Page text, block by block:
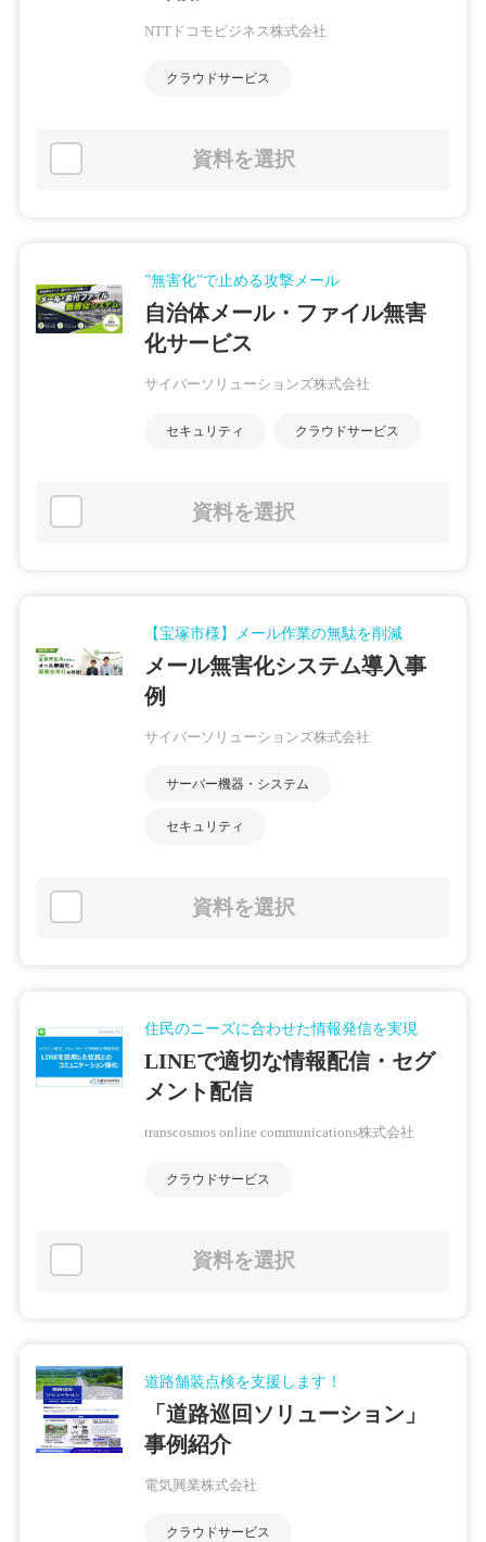
NTTドコモビジネス株式会社
クラウドサービス
資料を選択
”無害化”で止める攻撃メール
自治体メール・ファイル無害
化サービス
サイバーソリューションズ株式会社
セキュリティ クラウドサービス
資料を選択
【宝塚市様】メール作業の無駄を削減
メール無害化システム導入事
例
サイバーソリューションズ株式会社
サーバー機器・システム
セキュリティ
資料を選択
住民のニーズに合わせた情報発信を実現
LINEで適切な情報配信・セグ
メント配信
transcosmos online communications株式会社
クラウドサービス
資料を選択
道路舗装点検を支援します！
「道路巡回ソリューション」
事例紹介
電気興業株式会社
クラウドサービス